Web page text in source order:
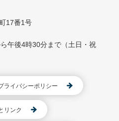
17番1号
午後4時30分まで（土日・祝
ライバシーポリシー
リンク